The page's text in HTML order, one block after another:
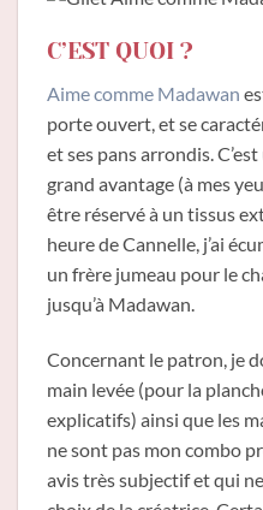
C’EST QUOI ?
Aime comme Madawan
porte ouvert, et se
et ses pans arrondis.
grand avantage (à mes
être réservé à un tissus
heure de Cannelle, j’ai
un frère jumeau pour le
jusqu’à Madawan.
Concernant le patron, je
main levée (pour la
explicatifs) ainsi que les
ne sont pas mon combo
avis très subjectif et qui